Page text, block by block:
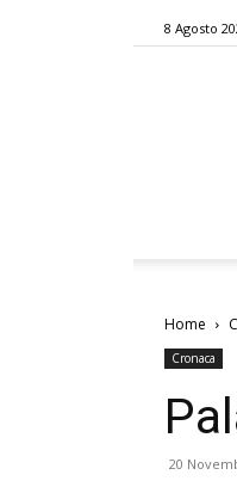
8 Agosto
Home
Cronaca
20